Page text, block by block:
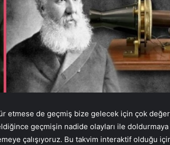
etmese de geçmiş bize gelecek için çok
geçmişin nadide olayları ile doldurmaya
çalışıyoruz. Bu takvim interaktif olduğu